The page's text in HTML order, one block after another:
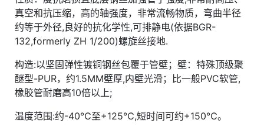
真空和抗压缩，高的轴强度，非常流畅物质，弯曲半径
约等于外径,良好的抗化学性,可排静电(依据BGR-
132,formerly ZH 1/200)螺旋丝接地.
构造:以坚固弹性镀铜钢丝包覆于管壁；壁：特殊顶级聚
醚型-PUR，约1.5MM壁厚,内壁光滑；比一般PVC软管,
橡胶管耐磨高10倍以上;
温度范围:约-40℃至+125℃,短时间可约+150℃。